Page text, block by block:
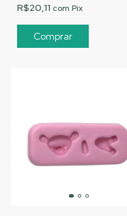
R$20,11 com Pix